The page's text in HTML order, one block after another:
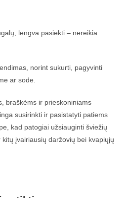
lengva pasiekti – nereikia
norint sukurti, pagyvinti
ar sode.
braškėms ir prieskoniniams
susirinkti ir pasistatyti patiems
kad patogiai užsiauginti šviežių
įvairiausių daržovių bei kvapiųjų